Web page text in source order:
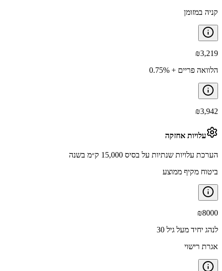
קניה במזומן
₪3,219
הלוואה פריים + 0.75%
₪3,942
עלויות אחזקה
הערכת עלויות שנתיות על בסיס 15,000 ק״מ בשנה
ביטוח מקיף ממוצע
₪8000
לנהג יחיד מעל גיל 30
אגרת רישוי